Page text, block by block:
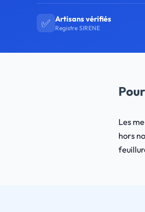
✅ Artisans vérifiés
Registre SIRENE
Les
hors